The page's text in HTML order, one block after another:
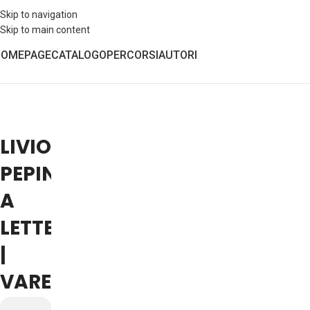
Skip to navigation
Skip to main content
CATALOGOPERCORSIAUTORI
LIVIO
PEPINO
A
LETTERALIAMENTE
|
VARENNA